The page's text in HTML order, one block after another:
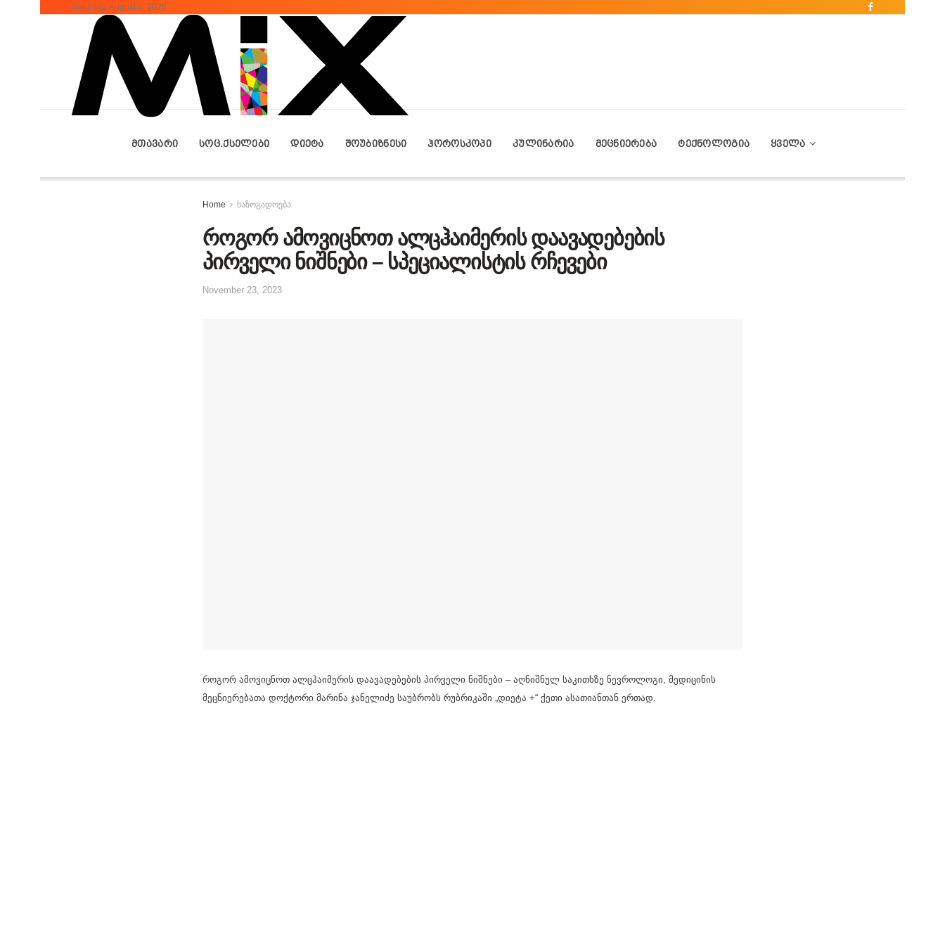
Saturday, August 8, 2026
ᲛᲗᲐᲕᲐᲠᲘ ᲡᲝᲪ.ᲥᲡᲔᲚᲔᲑᲘ ᲓᲘᲔᲢᲐ ᲨᲝᲣᲑᲘᲖᲜᲔᲡᲘ ᲰᲝᲠᲝᲡᲙᲝᲞᲘ ᲙᲣᲚᲘᲜᲐᲠᲘᲐ ᲛᲔᲪᲜᲘᲔᲠᲔᲑᲐ ᲢᲔᲥᲜᲝᲚᲝᲒᲘᲐ ᲧᲕᲔᲚᲐ
Home საზოგადოება
როგორ ამოვიცნოთ ალცჰაიმერის დაავადებების
პირველი ნიშნები – სპეციალისტის რჩევები
November 23, 2023
როგორ ამოვიცნოთ ალცჰაიმერის დაავადებების პირველი ნიშნები – აღნიშნულ საკითხზე ნევროლოგი, მედიცინის
მეცნიერებათა დოქტორი მარინა ჯანელიძე საუბრობს რუბრიკაში „დიეტა +“ ქეთი ასათიანთან ერთად.